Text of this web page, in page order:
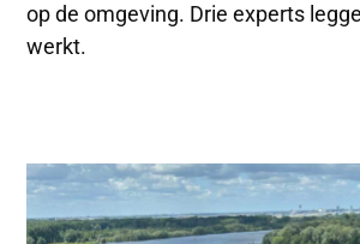
op de omgeving. Drie experts
werkt.